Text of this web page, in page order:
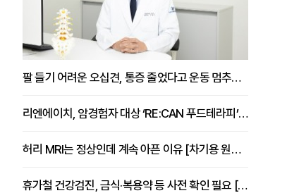
팔 들기 어려운 오십견, 통증 줄었다고 운동 멈추면 안 되는 이유 [이병욱 원장 칼럼]
리엔에이치, 암경험자 대상 ‘RE:CAN 푸드테라피’ 운영
허리 MRI는 정상인데 계속 아픈 이유 [차기용 원장 칼럼]
휴가철 건강검진, 금식·복용약 등 사전 확인 필요 [정도감 원장 칼럼]